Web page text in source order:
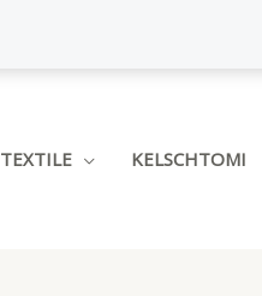
TEXTILE KELSCHTOMI